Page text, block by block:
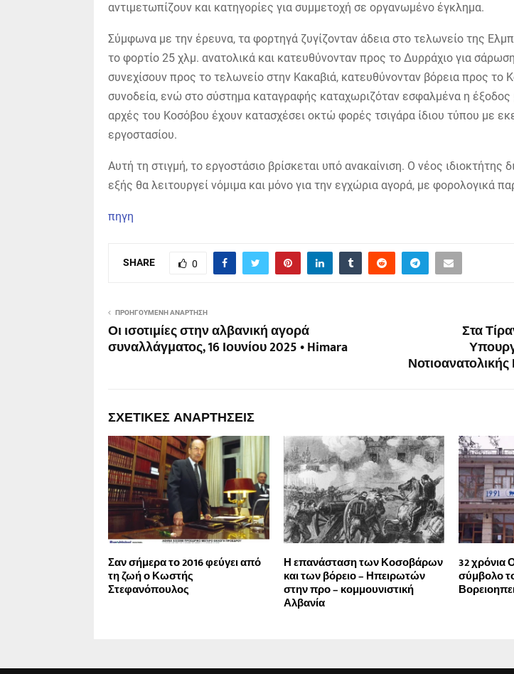
αντιμετωπίζουν και κατηγορίες για συμμετοχή σε οργανωμένο έγκλημα.
Σύμφωνα με την έρευνα, τα φορτηγά ζυγίζονταν άδεια στο τελωνείο της
το φορτίο 25 χλμ. ανατολικά και κατευθύνονταν προς το Δυρράχιο για
συνεχίσουν προς το τελωνείο στην Κακαβιά, κατευθύνονταν βόρεια προς το
συνοδεία, ενώ στο σύστημα καταγραφής καταχωριζόταν εσφαλμένα η
αρχές του Κοσόβου έχουν κατασχέσει οκτώ φορές τσιγάρα ίδιου τύπου με
εργοστασίου.
Αυτή τη στιγμή, το εργοστάσιο βρίσκεται υπό ανακαίνιση. Ο νέος ιδιοκτήτης
εξής θα λειτουργεί νόμιμα και μόνο για την εγχώρια αγορά, με φορολογικά
πηγη
SHARE 0
ΠΡΟΗΓΟΎΜΕΝΗ ΑΝΆΡΤΗΣΗ
Οι ισοτιμίες στην αλβανική αγορά
συναλλάγματος, 16 Ιουνίου 2025 • Himara
Στα
ΣΧΕΤΙΚΈΣ ΑΝΑΡΤΉΣΕΙΣ
Σαν σήμερα το 2016 φεύγει από
τη ζωή ο Κωστής
Στεφανόπουλος
Η επανάσταση των Κοσοβάρων
και των βόρειο – Ηπειρωτών
στην προ – κομμουνιστική
Αλβανία
32
σύμβολο